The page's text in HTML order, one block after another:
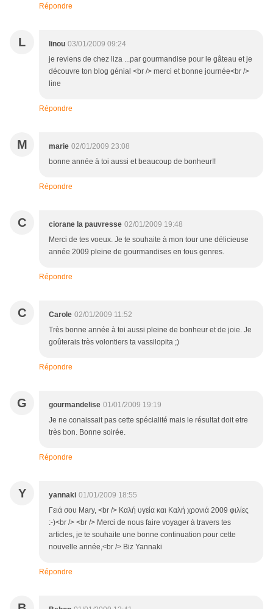
Répondre
L linou 03/01/2009 09:24
je reviens de chez liza ...par gourmandise pour le gâteau et je
découvre ton blog génial <br /> merci et bonne journée<br />
line
Répondre
M marie 02/01/2009 23:08
bonne année à toi aussi et beaucoup de bonheur!!
Répondre
C ciorane la pauvresse 02/01/2009 19:48
Merci de tes voeux. Je te souhaite à mon tour une délicieuse
année 2009 pleine de gourmandises en tous genres.
Répondre
C Carole 02/01/2009 11:52
Très bonne année à toi aussi pleine de bonheur et de joie. Je
goûterais très volontiers ta vassilopita ;)
Répondre
G gourmandelise 01/01/2009 19:19
Je ne conaissait pas cette spécialité mais le résultat doit etre
très bon. Bonne soirée.
Répondre
Y yannaki 01/01/2009 18:55
Γειά σου Mary, <br /> Καλή υγεία και Καλή χρονιά 2009 φιλίες
:-)<br /> <br /> Merci de nous faire voyager à travers tes
articles, je te souhaite une bonne continuation pour cette
nouvelle année,<br /> Biz Yannaki
Répondre